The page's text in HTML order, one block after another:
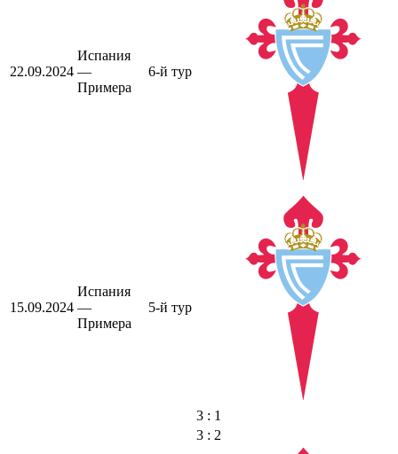
22.09.2024
Испания
—
Примера
6-й тур
15.09.2024
Испания
—
Примера
5-й тур
3 : 1
3 : 2